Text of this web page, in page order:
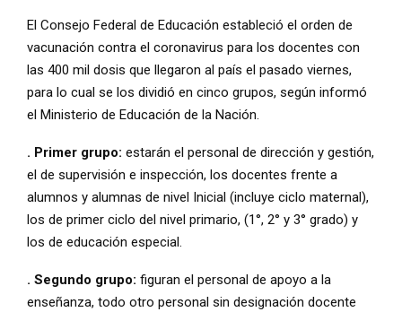
El Consejo Federal de Educación estableció el orden de
vacunación contra el coronavirus para los docentes con
las 400 mil dosis que llegaron al país el pasado viernes,
para lo cual se los dividió en cinco grupos, según informó
el Ministerio de Educación de la Nación.
. Primer grupo: estarán el personal de dirección y gestión,
el de supervisión e inspección, los docentes frente a
alumnos y alumnas de nivel Inicial (incluye ciclo maternal),
los de primer ciclo del nivel primario, (1°, 2° y 3° grado) y
los de educación especial.
. Segundo grupo: figuran el personal de apoyo a la
enseñanza, todo otro personal sin designación docente